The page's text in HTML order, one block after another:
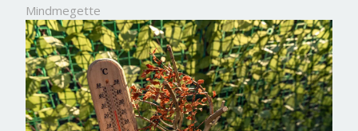
Mindmegette